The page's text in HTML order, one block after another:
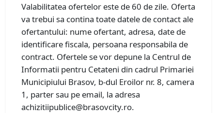
Valabilitatea ofertelor este de 60 de zile. Oferta
va trebui sa contina toate datele de contact ale
ofertantului: nume ofertant, adresa, date de
identificare fiscala, persoana responsabila de
contract. Ofertele se vor depune la Centrul de
Informatii pentru Cetateni din cadrul Primariei
Municipiului Brasov, b-dul Eroilor nr. 8, camera
1, parter sau pe email, la adresa
achizitiipublice@brasovcity.ro.